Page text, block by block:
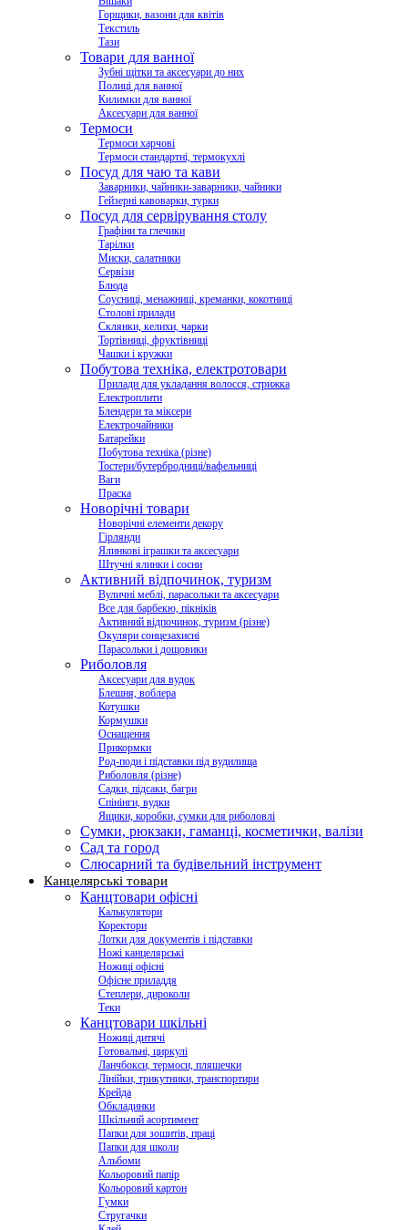
Горщики, вазони для квітів
Текстиль
Тази
Товари для ванної
Зубні щітки та аксесуари до них
Полиці для ванної
Килимки для ванної
Аксесуари для ванної
Термоси
Термоси харчові
Термоси стандартні, термокухлі
Посуд для чаю та кави
Заварники, чайники-заварники, чайники
Гейзерні кавоварки, турки
Посуд для сервірування столу
Графіни та глечики
Тарілки
Миски, салатники
Сервізи
Блюда
Соусниці, менажниці, креманки, кокотниці
Столові прилади
Склянки, келихи, чарки
Тортівниці, фруктівниці
Чашки і кружки
Побутова техніка, електротовари
Прилади для укладання волосся, стрижка
Електроплити
Блендери та міксери
Електрочайники
Батарейки
Побутова техніка (різне)
Тостери/бутербродниці/вафельниці
Ваги
Праска
Новорічні товари
Новорічні елементи декору
Гірлянди
Ялинкові іграшки та аксесуари
Штучні ялинки і сосни
Активний відпочинок, туризм
Вуличні меблі, парасольки та аксесуари
Все для барбекю, пікніків
Активний відпочинок, туризм (різне)
Окуляри сонцезахисні
Парасольки і дощовики
Риболовля
Аксесуари для вудок
Блешня, воблера
Котушки
Кормушки
Оснащення
Прикормки
Род-поди і підставки під вудилища
Риболовля (різне)
Садки, підсаки, багри
Спінінги, вудки
Ящики, коробки, сумки для риболовлі
Сумки, рюкзаки, гаманці, косметички, валізи
Сад та город
Слюсарний та будівельний інструмент
Канцелярські товари
Канцтовари офісні
Калькулятори
Коректори
Лотки для документів і підставки
Ножі канцелярські
Ножиці офісні
Офісне приладдя
Степлери, дироколи
Теки
Канцтовари шкільні
Ножиці дитячі
Готовальні, циркулі
Ланчбокси, термоси, пляшечки
Лінійки, трикутники, транспортири
Крейда
Обкладинки
Шкільний асортимент
Папки для зошитів, праці
Папки для школи
Альбоми
Кольоровий папір
Кольоровий картон
Гумки
Стругачки